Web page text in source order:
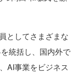
としてさまざまな
統括し、国内外で
AI事業をビジネス